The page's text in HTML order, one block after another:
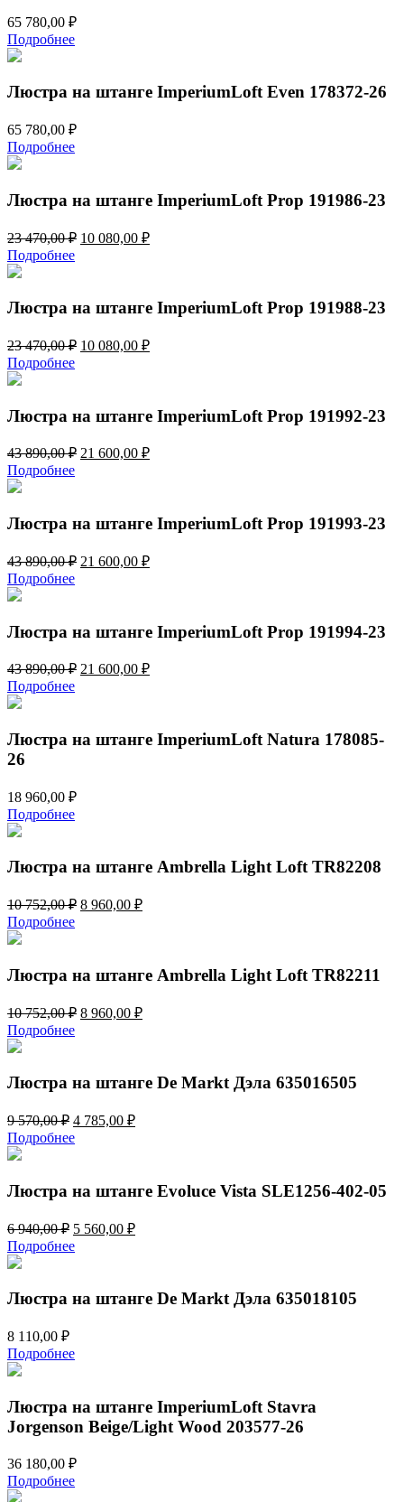
65 780,00 ₽
Подробнее
Люстра на штанге ImperiumLoft Even 178372-26
65 780,00 ₽
Подробнее
Люстра на штанге ImperiumLoft Prop 191986-23
23 470,00₽ Первоначальная
470,00 ₽.
10 080,00 ₽Текущая
Подробнее
Люстра на штанге ImperiumLoft Prop 191988-23
23 470,00₽ Первоначальная
10 080,00 ₽Текущая
Подробнее
Люстра на штанге ImperiumLoft Prop 191992-23
43 890,00₽ Первоначальная
890,00 ₽.
21 600,00 ₽Текущая
Подробнее
Люстра на штанге ImperiumLoft Prop 191993-23
43 890,00₽ Первоначальная
21 600,00 ₽Текущая
Подробнее
Люстра на штанге ImperiumLoft Prop 191994-23
43 890,00₽ Первоначальная
21 600,00 ₽Текущая
Подробнее
Люстра на штанге ImperiumLoft Natura 178085-
26
18 960,00 ₽
Подробнее
Люстра на штанге Ambrella Light Loft TR82208
10 752,00₽ Первоначальная
8 960,00 ₽Текущая
Подробнее
Люстра на штанге Ambrella Light Loft TR82211
10 752,00₽ Первоначальная
752,00 ₽.
8 960,00 ₽Текущая
Подробнее
Люстра на штанге De Markt Дэла 635016505
9 570,00₽ Первоначальная
цена
составляла
4 785,00 ₽Текущая
Подробнее
Люстра на штанге Evoluce Vista SLE1256-402-05
6 940,00₽ Первоначальная
цена
составляла
940,00 ₽.
5 560,00 ₽Текущая
Подробнее
Люстра на штанге De Markt Дэла 635018105
8 110,00 ₽
Подробнее
Люстра на штанге ImperiumLoft Stavra
Jorgenson Beige/Light Wood 203577-26
36 180,00 ₽
Подробнее